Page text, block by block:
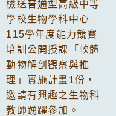
檢送普通型高級中等
學校生物學科中心
115學年度能力競賽
培訓公開授課「軟體
動物解剖觀察與推
理」實施計畫1份，
邀請有興趣之生物科
教師踴躍參加。